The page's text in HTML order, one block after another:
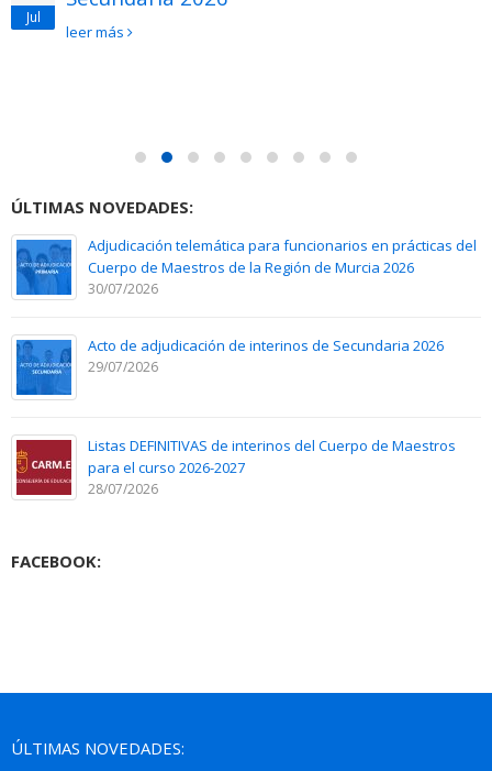
Jul
leer más
ÚLTIMAS NOVEDADES:
Adjudicación telemática para funcionarios en prácticas del
Cuerpo de Maestros de la Región de Murcia 2026
30/07/2026
Acto de adjudicación de interinos de Secundaria 2026
29/07/2026
Listas DEFINITIVAS de interinos del Cuerpo de Maestros
para el curso 2026-2027
28/07/2026
FACEBOOK:
ÚLTIMAS NOVEDADES: